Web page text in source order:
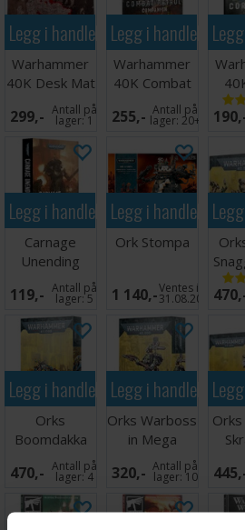
Legg i handlekurven
Warhammer
40K Desk Mat
Galaxy
299,- Antall på
lager:1
Legg i handlekurven
Warhammer
40K Combat
Patrol
Companion
255,- Antall på
lager:20+
Legg i handlekurven
Carnage
Unending
(Paperback)
119,- Antall på
lager:5
Legg i handlekurven
Ork Stompa
1 140,-Ventes inn
31.08.2026
Legg i handlekurven
Orks
Boomdakka
Snazzwagon
470,- Antall på
lager:4
Legg i handlekurven
Orks Warboss
in Mega
Armour
320,- Antall på
lager: 10